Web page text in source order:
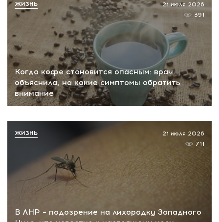
Когда кофе становится опасным: врач
объяснила, на какие симптомы обратить
внимание
21 июля 2026
391
ЖИЗНЬ
В ЛНР – подозрение на лихорадку Западного
21 июля 2026
711
ЖИЗНЬ